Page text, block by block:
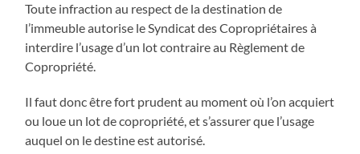
Toute infraction au respect de la destination de
l’immeuble autorise le Syndicat des Copropriétaires à
interdire l’usage d’un lot contraire au Règlement de
Copropriété.
Il faut donc être fort prudent au moment où l’on acquiert
ou loue un lot de copropriété, et s’assurer que l’usage
auquel on le destine est autorisé.